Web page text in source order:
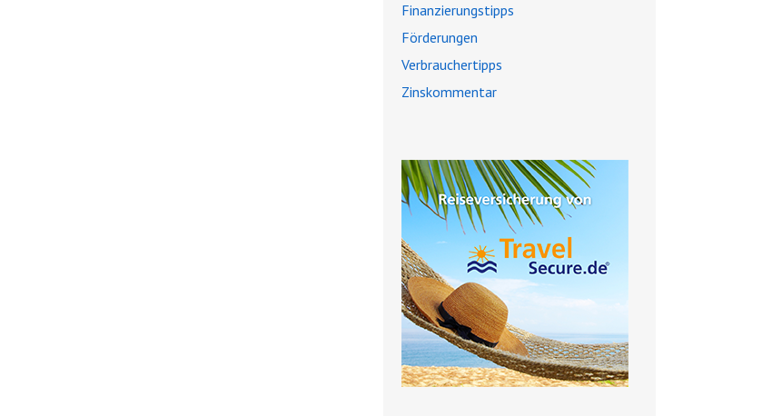
Finanzierungstipps
Förderungen
Verbrauchertipps
Zinskommentar